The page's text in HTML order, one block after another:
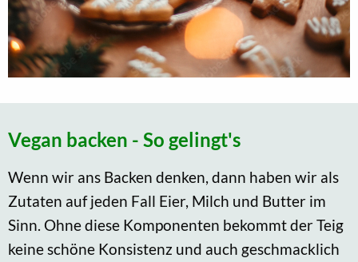
Vegan backen - So gelingt's
Wenn wir ans Backen denken, dann haben wir als
Zutaten auf jeden Fall Eier, Milch und Butter im
Sinn. Ohne diese Komponenten bekommt der Teig
keine schöne Konsistenz und auch geschmacklich